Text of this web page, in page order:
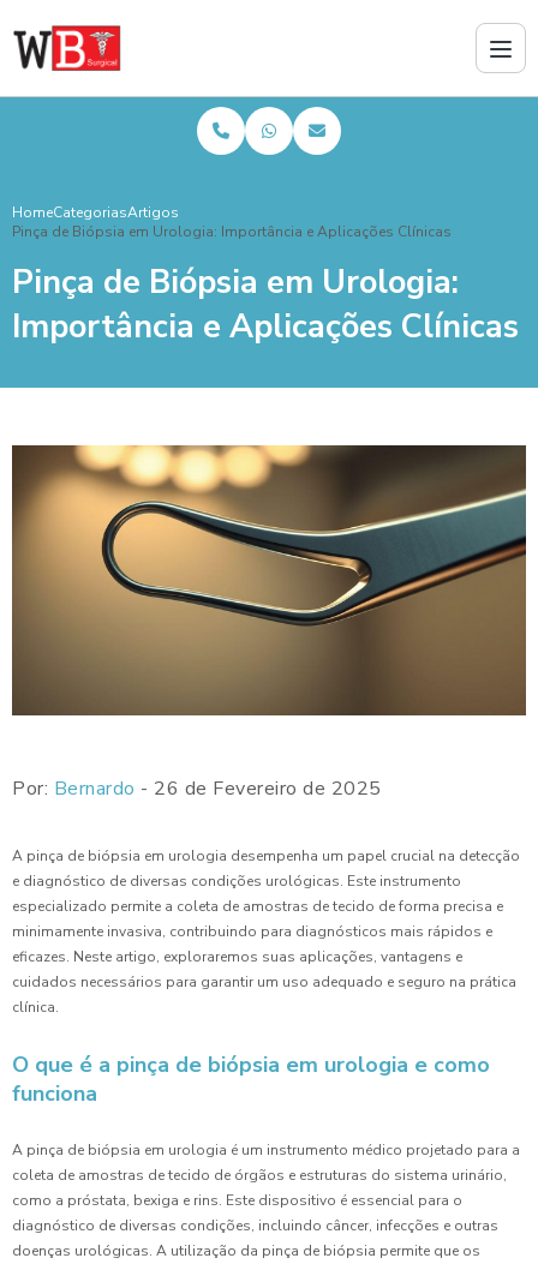
HomeCategoriasArtigos
Pinça de Biópsia em Urologia: Importância e Aplicações Clínicas
Pinça de Biópsia em Urologia:
Importância e Aplicações Clínicas
Por: Bernardo - 26 de Fevereiro de 2025
A pinça de biópsia em urologia desempenha um papel crucial na detecção
e diagnóstico de diversas condições urológicas. Este instrumento
especializado permite a coleta de amostras de tecido de forma precisa e
minimamente invasiva, contribuindo para diagnósticos mais rápidos e
eficazes. Neste artigo, exploraremos suas aplicações, vantagens e
cuidados necessários para garantir um uso adequado e seguro na prática
clínica.
O que é a pinça de biópsia em urologia e como
funciona
A pinça de biópsia em urologia é um instrumento médico projetado para a
coleta de amostras de tecido de órgãos e estruturas do sistema urinário,
como a próstata, bexiga e rins. Este dispositivo é essencial para o
diagnóstico de diversas condições, incluindo câncer, infecções e outras
doenças urológicas. A utilização da pinça de biópsia permite que os